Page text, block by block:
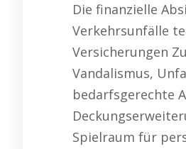
Die finanzielle
Verkehrsunfälle
Versicherungen
Vandalismus,
bedarfsgerechte
Spielraum für